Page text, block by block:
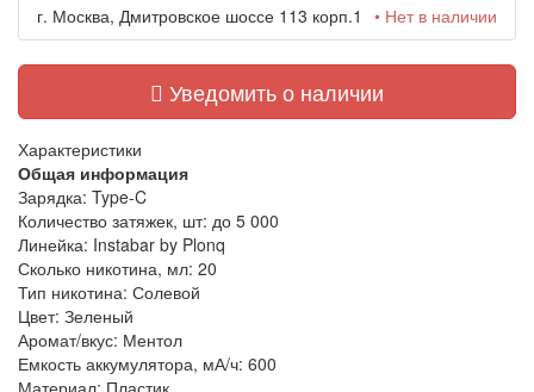
г. Москва, Дмитровское шоссе 113 корп.1 • Нет в наличии
Уведомить о наличии
Характеристики
Общая информация
Зарядка: Type-C
Количество затяжек, шт: до 5 000
Линейка: Instabar by Plonq
Сколько никотина, мл: 20
Тип никотина: Солевой
Цвет: Зеленый
Аромат/вкус: Ментол
Емкость аккумулятора, мА/ч: 600
Материал: Пластик